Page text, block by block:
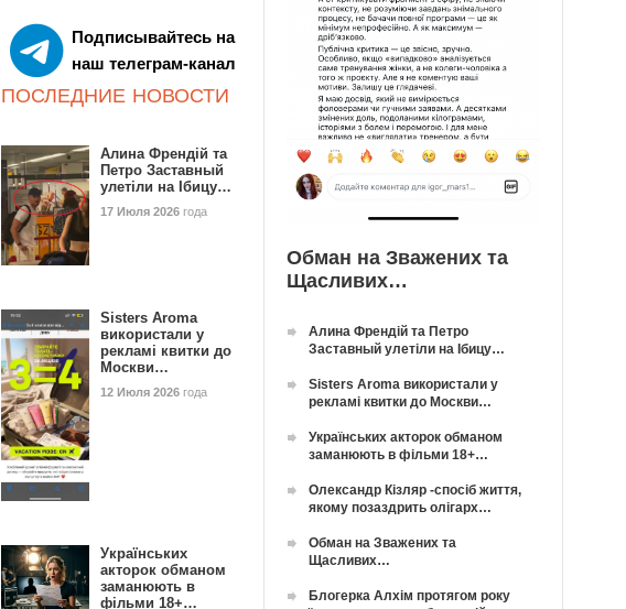
Подписывайтесь на
наш телеграм-канал
ПОСЛЕДНИЕ НОВОСТИ
Алина Френдій та
Петро Заставный
улетіли на Ібицу…
17 Июля 2026 года
Sisters Aroma
використали у
рекламі квитки до
Москви…
12 Июля 2026 года
Українських
акторок обманом
заманюють в
фільми 18+…
Обман на Зважених та
Щасливих…
Алина Френдій та Петро
Заставный улетіли на Ібицу…
Sisters Aroma використали у
рекламі квитки до Москви…
Українських акторок обманом
заманюють в фільми 18+…
Олександр Кізляр -спосіб життя,
якому позаздрить олігарх…
Обман на Зважених та
Щасливих…
Блогерка Алхім протягом року